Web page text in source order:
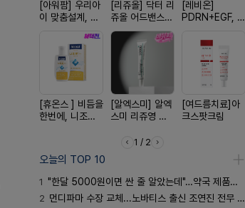
[아워팜] 우리아
이 맞춤설계, 바
[리쥬올] 닥터 리
쥬올 어드밴스드
PDRN 리쥬비네
이팅 크림 30ml
[레비온]
PDRN+EGF, 레
EGF 크림
[휴온스 ] 비듬을
한번에, 니조랄
[알엑스미] 알엑
스미 리쥬영 울
10000 딥리페
[여드름치료]아
크스팟크림
1 / 2
오늘의 TOP 10
1 "한달 5000원이면 싼 줄 알았는데"…약국 제품과 비교해보니
2 먼디파마 수장 교체...노바티스 출신 조연진 전무 내정